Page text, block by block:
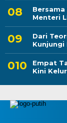
Menteri
Dari
Kunjungi
Empat
Kini